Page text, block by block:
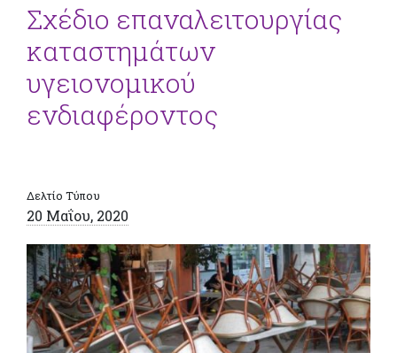
Σχέδιο επαναλειτουργίας
καταστημάτων
υγειονομικού
ενδιαφέροντος
Δελτίο Τύπου
20 Μαΐου, 2020